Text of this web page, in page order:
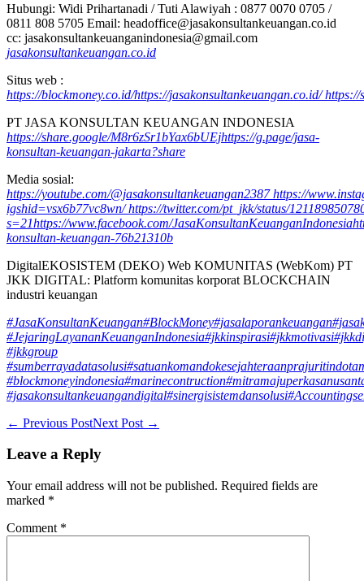
Hubungi: Widi Prihartanadi / Tuti Alawiyah : 0877 0070 0705 /
0811 808 5705 Email: headoffice@jasakonsultankeuangan.co.id
cc: jasakonsultankeuanganindonesia@gmail.com
jasakonsultankeuangan.co.id
Situs web :
https://blockmoney.co.id/https://jasakonsultankeuangan.co.id/https://
PT JASA KONSULTAN KEUANGAN INDONESIA
https://share.google/M8r6zSr1bYax6bUEjhttps://g.page/jasa-
konsultan-keuangan-jakarta?share
Media sosial:
https://youtube.com/@jasakonsultankeuangan2387https://
igshid=vsx6b77vc8wn/https://twitter.com/pt_jkk/status/
s=21https://www.facebook.com/JasaKonsultanKeuanganIndonesia
konsultan-keuangan-76b21310b
DigitalEKOSISTEM (DEKO) Web KOMUNITAS (WebKom) PT
JKK DIGITAL: Platform komunitas korporat BLOCKCHAIN
industri keuangan
#JasaKonsultanKeuangan#BlockMoney#jasalaporankeuangan
#JejaringLayananKeuanganIndonesia#jkkinspirasi#jkkmotivasi
#jkkgroup
#sumberrayadatasolusi
#blockmoneyindonesia#marinecontruction
#jasakonsultankeuangandigital#sinergisistemdansolusi
Post
← Previous PostNext Post →
Leave a Reply
Your email address will not be published. Required fields are
marked *
Comment *